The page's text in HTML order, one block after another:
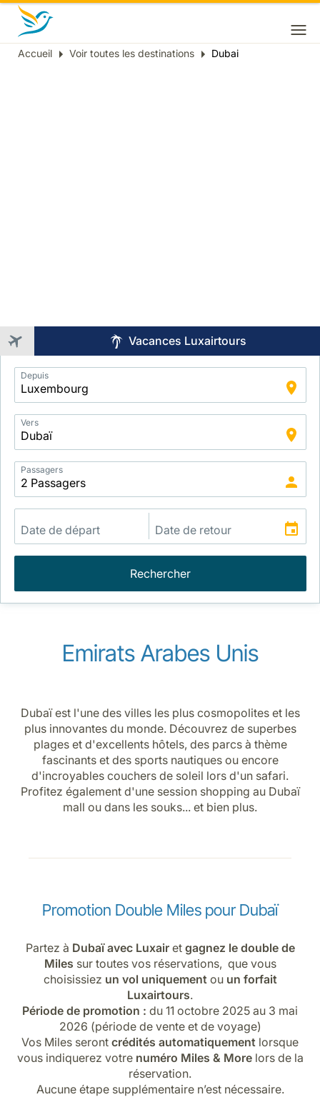
Fil
Accueil Voir toutes les destinations Dubai
Vacances Luxairtours
Application
Intelligent
Package
Search
Depuis
Vers
Passagers
Rechercher
Emirats Arabes Unis
Dubaï est l'une des villes les plus cosmopolites et les
plus innovantes du monde. Découvrez de superbes
plages et d'excellents hôtels, des parcs à thème
fascinants et des sports nautiques ou encore
d'incroyables couchers de soleil lors d'un safari.
Profitez également d'une session shopping au Dubaï
mall ou dans les souks... et bien plus.
Promotion Double Miles pour Dubaï
Partez à Dubaï avec Luxairet gagnez le double de
Miles sur toutes vos réservations, que vous
choisissiez un vol uniquement ou un forfait
Luxairtours.
Période de promotion : du 11 octobre 2025 au 3 mai
2026 (période de vente et de voyage)
Vos Miles seront crédités automatiquement lorsque
vous indiquerez votre numéro Miles & Morelors de la
réservation.
Aucune étape supplémentaire n’est nécessaire.